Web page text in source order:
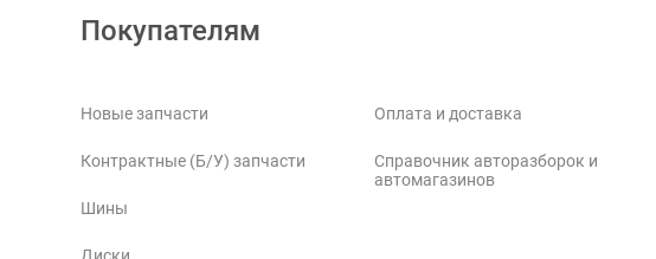
Покупателям
Новые запчасти
Контрактные (Б/У) запчасти
Шины
Оплата и доставка
Справочник авторазборок и
автомагазинов